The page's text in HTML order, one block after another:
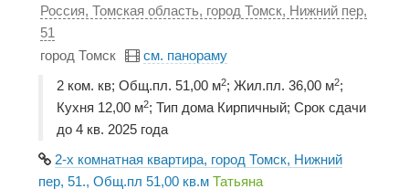
Россия, Томская область, город Томск, Нижний пер,
51
город Томск
см. панораму
2 ком. кв; Общ.пл. 51,00 м2; Жил.пл. 36,00 м2;
Кухня 12,00 м2; Тип дома Кирпичный; Срок сдачи
до 4 кв. 2025 года
2-х комнатная квартира, город Томск, Нижний
пер, 51., Общ.пл 51,00 кв.м Татьяна